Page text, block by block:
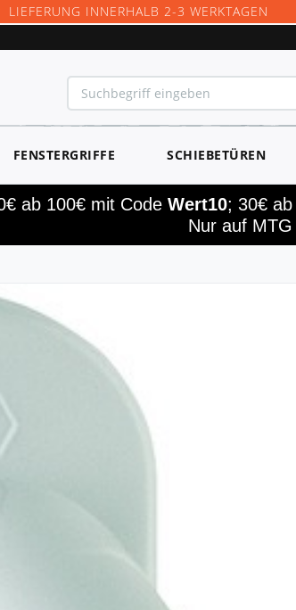
LIEFERUNG INNERHALB 2-3 WERKTAGEN
FENSTERGRIFFE SCHIEBETÜREN
ab 100€ mit Code Wert10; 30€
Nur auf